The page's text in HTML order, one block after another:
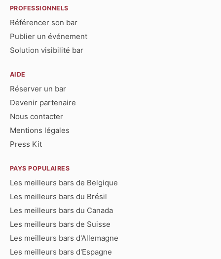
PROFESSIONNELS
Référencer son bar
Publier un événement
Solution visibilité bar
AIDE
Réserver un bar
Devenir partenaire
Nous contacter
Mentions légales
Press Kit
PAYS POPULAIRES
Les meilleurs bars de Belgique
Les meilleurs bars du Brésil
Les meilleurs bars du Canada
Les meilleurs bars de Suisse
Les meilleurs bars d'Allemagne
Les meilleurs bars d'Espagne